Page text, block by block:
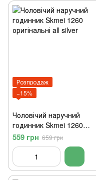
Розпродаж
−15%
Чоловічий наручний
годинник Skmei 1260
оригінальні all silver
559 грн 659 грн